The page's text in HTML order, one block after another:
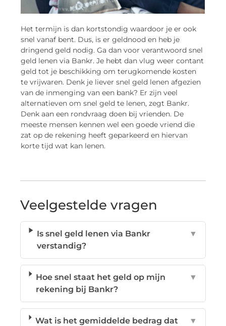
Het termijn is dan kortstondig waardoor je er ook
snel vanaf bent. Dus, is er geldnood en heb je
dringend geld nodig. Ga dan voor verantwoord snel
geld lenen via Bankr. Je hebt dan vlug weer contant
geld tot je beschikking om terugkomende kosten
te vrijwaren. Denk je liever snel geld lenen afgezien
van de inmenging van een bank? Er zijn veel
alternatieven om snel geld te lenen, zegt Bankr.
Denk aan een rondvraag doen bij vrienden. De
meeste mensen kennen wel een goede vriend die
zat op de rekening heeft geparkeerd en hiervan
korte tijd wat kan lenen.
Veelgestelde vragen
Is snel geld lenen via Bankr
verstandig?
▼
Hoe snel staat het geld op mijn
rekening bij Bankr?
▼
Wat is het gemiddelde bedrag dat
▼